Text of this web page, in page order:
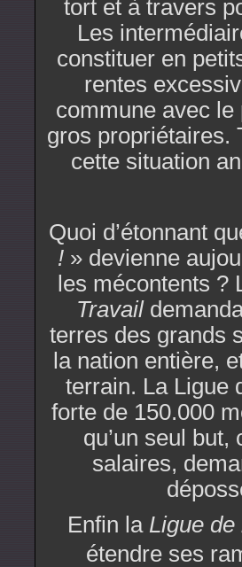
tort et à travers
Les
constituer en
rentes
commune avec
gros propriétaires.
cette situation
Quoi d’étonnant
!» devienne
les mécontents ?
Travail
terres des grands
la nation entière,
terrain. La Ligue
forte de 150.000
qu’un seul but,
salaires,
Enfin la Ligue de
étendre ses